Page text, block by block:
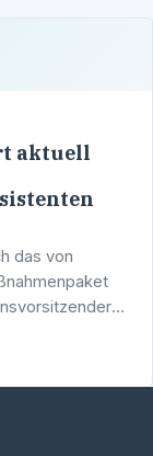
aktuell
das von